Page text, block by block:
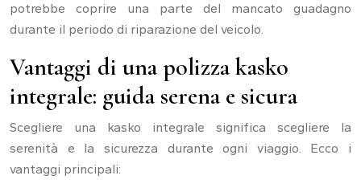
potrebbe coprire una parte del mancato guadagno
durante il periodo di riparazione del veicolo.
Vantaggi di una polizza kasko
integrale: guida serena e sicura
Scegliere una kasko integrale significa scegliere la
serenità e la sicurezza durante ogni viaggio. Ecco i
vantaggi principali: